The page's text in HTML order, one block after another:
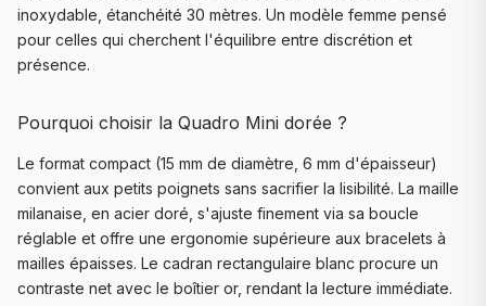
inoxydable, étanchéité 30 mètres. Un modèle femme pensé
pour celles qui cherchent l'équilibre entre discrétion et
présence.
Pourquoi choisir la Quadro Mini dorée ?
Le format compact (15 mm de diamètre, 6 mm d'épaisseur)
convient aux petits poignets sans sacrifier la lisibilité. La maille
milanaise, en acier doré, s'ajuste finement via sa boucle
réglable et offre une ergonomie supérieure aux bracelets à
mailles épaisses. Le cadran rectangulaire blanc procure un
contraste net avec le boîtier or, rendant la lecture immédiate.